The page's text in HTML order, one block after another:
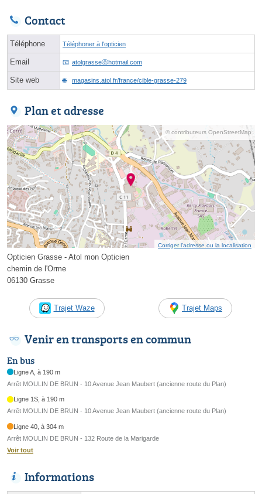
Contact
Téléphone Téléphoner à l'opticien
Email atolgrasseⓐhotmail.com
Site web magasins.atol.fr/france/cible-grasse-279
Plan et adresse
© contributeurs OpenStreetMap
Corriger l’adresse ou la localisation
Opticien Grasse - Atol mon Opticien
chemin de l'Orme
06130 Grasse
Trajet Waze Trajet Maps
Venir en transports en commun
En bus
Ligne A, à 190 m
Arrêt MOULIN DE BRUN - 10 Avenue Jean Maubert (ancienne route du Plan)
Ligne 1S, à 190 m
Arrêt MOULIN DE BRUN - 10 Avenue Jean Maubert (ancienne route du Plan)
Ligne 40, à 304 m
Arrêt MOULIN DE BRUN - 132 Route de la Marigarde
Voir tout
Informations